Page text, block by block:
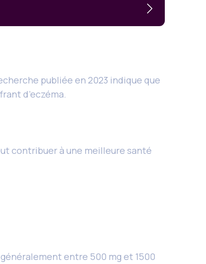
publiée en 2023 indique que
d’eczéma.
contribuer à une meilleure santé
entre 500 mg et 1500